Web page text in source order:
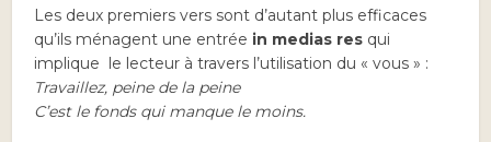
Les deux premiers vers sont d’autant plus efficaces
qu’ils ménagent une entrée in medias res qui
implique le lecteur à travers l’utilisation du « vous » :
Travaillez, peine de la peine
C’est le fonds qui manque le moins.